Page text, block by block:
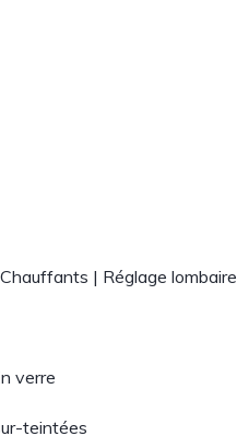
| Réglage lombaire
verre
teintées